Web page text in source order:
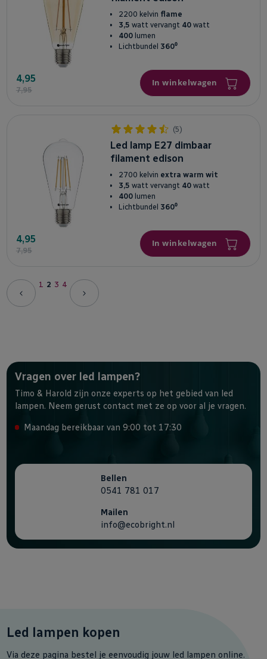
2200 kelvin flame
3,5 watt vervangt 40watt
400 lumen
Lichtbundel 360⁰
4,95
7,95
In winkelwagen
(5)
Led lamp E27 dimbaar
filament edison
2700 kelvin extra warm wit
3,5 watt vervangt 40watt
400 lumen
Lichtbundel 360⁰
4,95
7,95
In winkelwagen
Pagina
Pagina
Pagina
1 U
momenteel
2 Pagina
3 Pagina
4
Pagina
Vragen over led lampen?
Timo & Harold zijn onze experts op het gebied van led
lampen. Neem gerust contact met ze op voor al je vragen.
Maandag bereikbaar van 9:00 tot 17:30
Bellen
0541 781 017
Mailen
info@ecobright.nl
Led lampen kopen
Via deze pagina bestel je eenvoudig jouw led lampen online.